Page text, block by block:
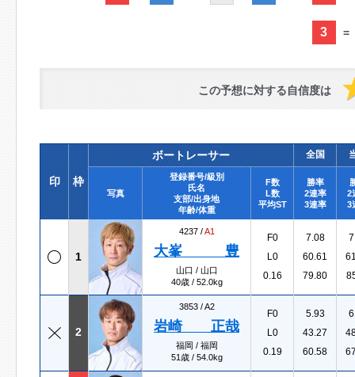
3 =
この予想に対する自信度は
印 枠
ボートレーサー 全国
写真
登録番号/級別
氏名
支部/出身地
年齢/体重
F数
L数
平均ST
勝率
2連率
3連率
2
3
1
4237 /A1
大峯 豊
山口 / 山口
40歳 / 52.0kg
F0
L0
0.16
7.08
60.61
79.80
2
3853 /A2
岩崎 正哉
福岡 / 福岡
51歳 / 54.0kg
F0
L0
0.19
5.93
43.27
60.58